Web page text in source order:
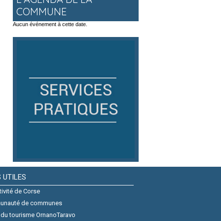
COMMUNE
Aucun événement à cette date.
UTILES
de Corse
de communes
tourisme OrnanoTaravo